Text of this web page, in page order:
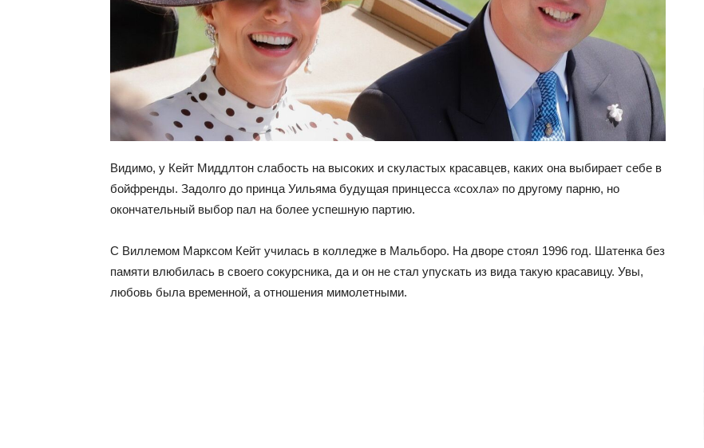
Видимо, у Кейт Миддлтон слабость на высоких и скуластых красавцев, каких она выбирает себе в
бойфренды. Задолго до принца Уильяма будущая принцесса «сохла» по другому парню, но
окончательный выбор пал на более успешную партию.
С Виллемом Марксом Кейт училась в колледже в Мальборо. На дворе стоял 1996 год. Шатенка без
памяти влюбилась в своего сокурсника, да и он не стал упускать из вида такую красавицу. Увы,
любовь была временной, а отношения мимолетными.